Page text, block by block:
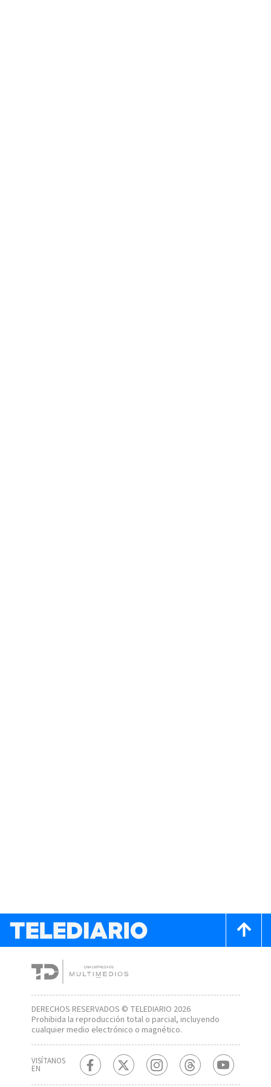
DERECHOS RESERVADOS © TELEDIARIO 2026
Prohibida la reproducción total o parcial, incluyendo
cualquier medio electrónico o magnético.
VISÍTANOS
EN